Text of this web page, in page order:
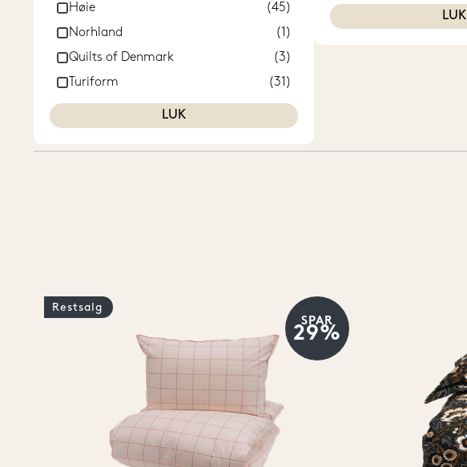
Høie
(45)
Norhland
(1)
Quilts of Denmark
(3)
Turiform
(31)
LUK
LUK
SPAR
29%
Restsalg